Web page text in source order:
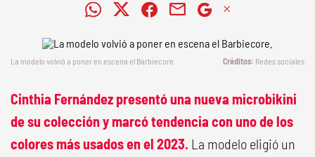
La modelo volvió a poner en escena el Barbiecore. Redes sociales
Cinthia Fernández presentó una nueva microbikini
de su colección y marcó tendencia con uno de los
colores más usados en el 2023. La modelo eligió un